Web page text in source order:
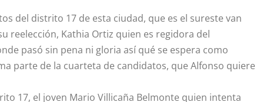
del distrito 17 de esta ciudad, que es el sureste van
reelección, Kathia Ortiz quien es regidora del
pasó sin pena ni gloria así qué se espera como
parte de la cuarteta de candidatos, que Alfonso quiere
17, el joven Mario Villicaña Belmonte quien intenta